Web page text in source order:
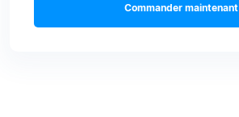
Commander maintenant